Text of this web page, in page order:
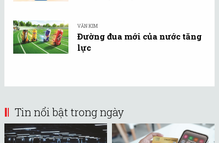
VĂN KIM
Đường đua mới của nước tăng
lực
Tin nổi bật trong ngày